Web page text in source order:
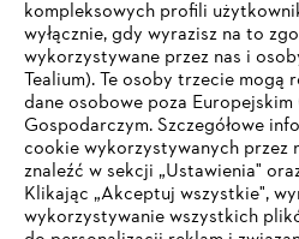
Firma
kompleksowych profili
wyłącznie, gdy wyrazisz na to
wykorzystywane przez nas i
Tealium). Te osoby trzecie mogą
dane osobowe poza Europejskim
Gospodarczym. Szczegółowe
cookie wykorzystywanych przez
znaleźć w sekcji „Ustawienia"
Klikając „Akceptuj wszystkie",
wykorzystywanie wszystkich